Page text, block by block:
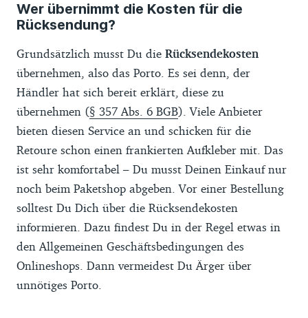
Wer übernimmt die Kosten für die
Rücksendung?
Grundsätzlich musst Du die Rücksendekosten
übernehmen, also das Porto. Es sei denn, der
Händler hat sich bereit erklärt, diese zu
übernehmen (§ 357 Abs. 6 BGB). Viele Anbieter
bieten diesen Service an und schicken für die
Retoure schon einen frankierten Aufkleber mit. Das
ist sehr komfortabel – Du musst Deinen Einkauf nur
noch beim Paketshop abgeben. Vor einer Bestellung
solltest Du Dich über die Rücksendekosten
informieren. Dazu findest Du in der Regel etwas in
den Allgemeinen Geschäftsbedingungen des
Onlineshops. Dann vermeidest Du Ärger über
unnötiges Porto.